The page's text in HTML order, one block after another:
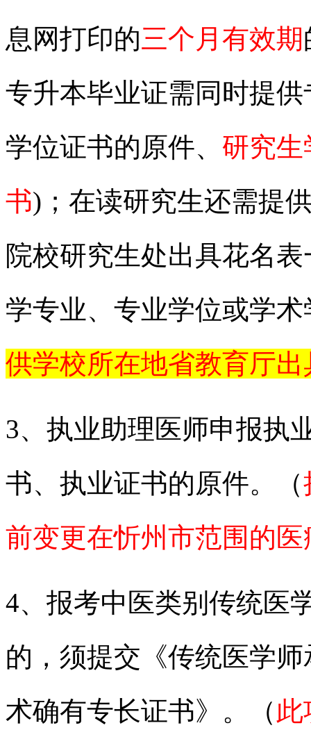
息网打印的三个月有效期
专升本毕业证需同时提
学位证书的原件、 研究生
书)；在读研究生还需提
院校研究生处出具花名
学专业、专业学位或学
供学校所在地省教育厅
3、执业助理医师申报执
书、执业证书的原件。
（
前变更在忻州市范围的医
4、报考中医类别传统医
的，须提交《传统医学
术确有专长证书》。
（